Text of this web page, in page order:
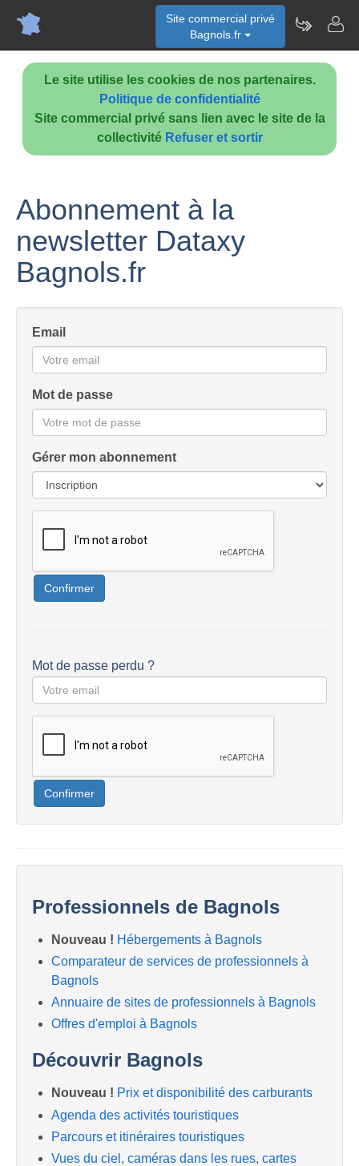
Le site utilise les cookies de nos partenaires.
Politique de confidentialité
Site commercial privé sans lien avec le site de la
collectivité Refuser et sortir
Site commercial privé
Bagnols.fr
Abonnement à la
newsletter Dataxy
Bagnols.fr
Email
Mot de passe
Gérer mon abonnement
Confirmer
Mot de passe perdu ?
Confirmer
Professionnels de Bagnols
Nouveau ! Hébergements à Bagnols
Comparateur de services de professionnels à
Bagnols
Annuaire de sites de professionnels à Bagnols
Offres d'emploi à Bagnols
Découvrir Bagnols
Nouveau ! Prix et disponibilité des carburants
Agenda des activités touristiques
Parcours et itinéraires touristiques
Vues du ciel, caméras dans les rues, cartes